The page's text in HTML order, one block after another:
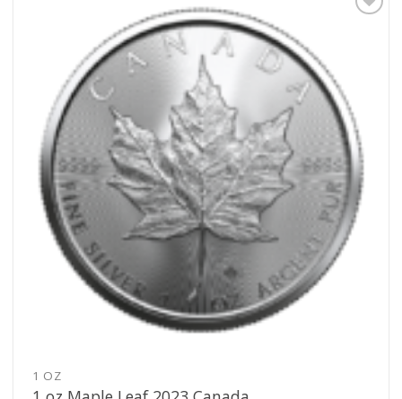
1 OZ